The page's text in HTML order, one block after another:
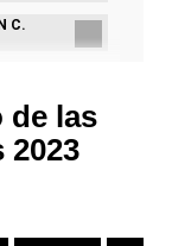
C.
de las
2023